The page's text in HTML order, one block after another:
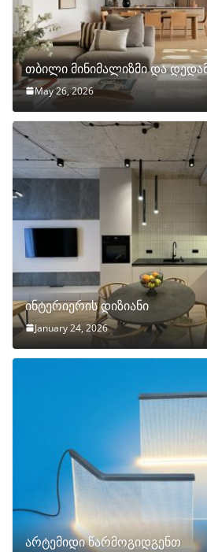
თბილი მინიმალიზმი და
May 26, 2026
ინტერიერის დიზიანი
January 24, 2026
არტემიდი წარმოგიდგენთ